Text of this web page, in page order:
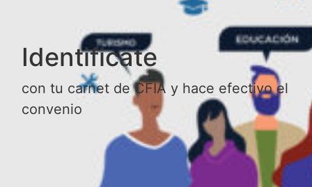
Identificate
con tu carnet de CFIA y hace efectivo el
convenio